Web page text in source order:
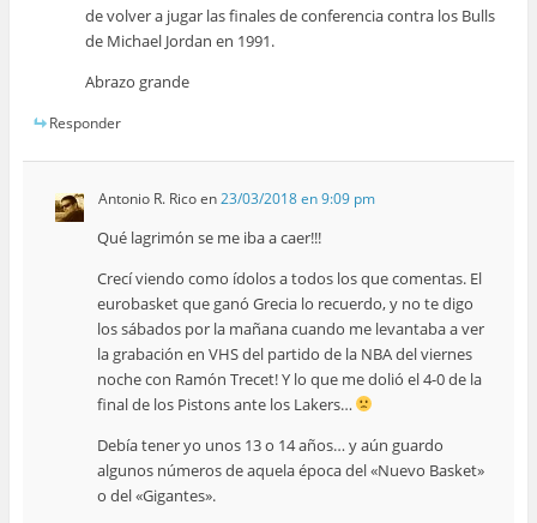
de volver a jugar las finales de conferencia contra los Bulls
de Michael Jordan en 1991.
Abrazo grande
Responder
Antonio R. Ricoen23/03/2018 en 9:09 pm
Qué lagrimón se me iba a caer!!!
Crecí viendo como ídolos a todos los que comentas. El
eurobasket que ganó Grecia lo recuerdo, y no te digo
los sábados por la mañana cuando me levantaba a ver
la grabación en VHS del partido de la NBA del viernes
noche con Ramón Trecet! Y lo que me dolió el 4-0 de la
final de los Pistons ante los Lakers…
Debía tener yo unos 13 o 14 años… y aún guardo
algunos números de aquela época del «Nuevo Basket»
o del «Gigantes».